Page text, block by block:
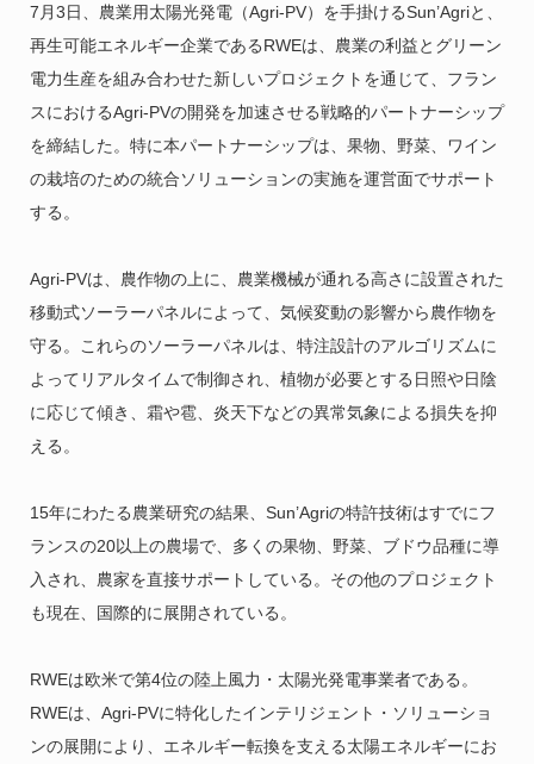
7月3日、農業用太陽光発電（Agri-PV）を手掛けるSun’Agriと、
再生可能エネルギー企業であるRWEは、農業の利益とグリーン
電力生産を組み合わせた新しいプロジェクトを通じて、フラン
スにおけるAgri-PVの開発を加速させる戦略的パートナーシップ
を締結した。特に本パートナーシップは、果物、野菜、ワイン
の栽培のための統合ソリューションの実施を運営面でサポート
する。
Agri-PVは、農作物の上に、農業機械が通れる高さに設置された
移動式ソーラーパネルによって、気候変動の影響から農作物を
守る。これらのソーラーパネルは、特注設計のアルゴリズムに
よってリアルタイムで制御され、植物が必要とする日照や日陰
に応じて傾き、霜や雹、炎天下などの異常気象による損失を抑
える。
15年にわたる農業研究の結果、Sun’Agriの特許技術はすでにフ
ランスの20以上の農場で、多くの果物、野菜、ブドウ品種に導
入され、農家を直接サポートしている。その他のプロジェクト
も現在、国際的に展開されている。
RWEは欧米で第4位の陸上風力・太陽光発電事業者である。
RWEは、Agri-PVに特化したインテリジェント・ソリューショ
ンの展開により、エネルギー転換を支える太陽エネルギーにお